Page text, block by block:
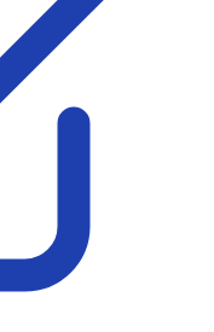
УТОГ
Рада УТОГ